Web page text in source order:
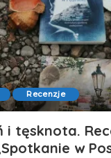
Recenzje
i tęsknota.
w